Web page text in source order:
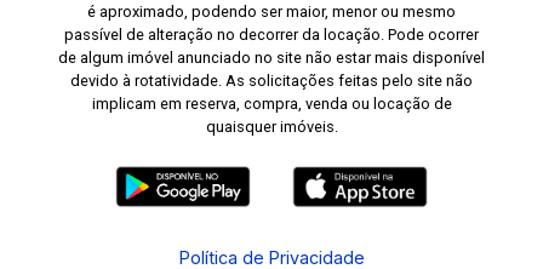
é aproximado, podendo ser maior, menor ou mesmo
passível de alteração no decorrer da locação. Pode ocorrer
de algum imóvel anunciado no site não estar mais disponível
devido à rotatividade. As solicitações feitas pelo site não
implicam em reserva, compra, venda ou locação de
quaisquer imóveis.
Política de Privacidade